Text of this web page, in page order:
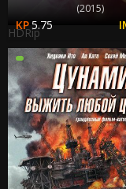
(2015)
5.75
HDRip